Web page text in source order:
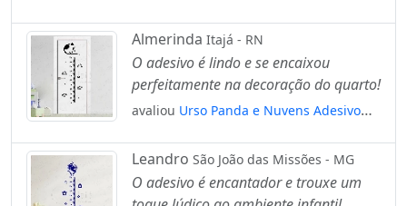
para Quarto, Porta e Parede Mod:273
Almerinda Itajá - RN
O adesivo é lindo e se encaixou
perfeitamente na decoração do quarto!
avaliou Urso Panda e Nuvens Adesivo
de Altura para Quarto, Porta e Parede
Mod:106
Leandro São João das Missões - MG
O adesivo é encantador e trouxe um